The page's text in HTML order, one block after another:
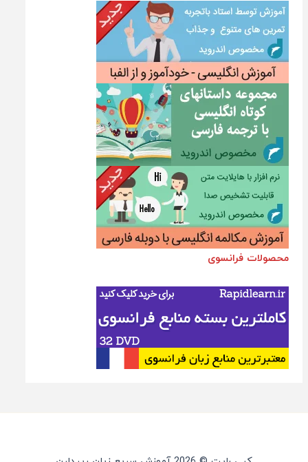
محصولات فرانسوی